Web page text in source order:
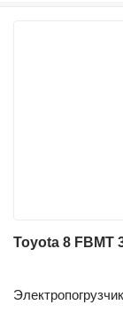
Toyota 8 FBMT
Электропогрузчик